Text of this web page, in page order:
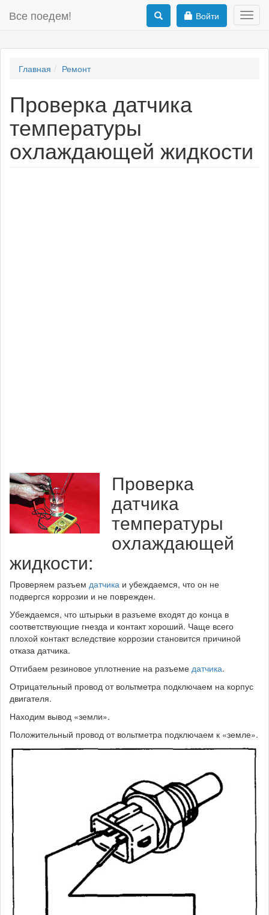
Все поедем! Войти
Главная Ремонт
Проверка датчика
температуры
охлаждающей жидкости
Проверка
датчика
температуры
охлаждающей
жидкости:
Проверяем разъем датчика и убеждаемся, что он не
подвергся коррозии и не поврежден.
Убеждаемся, что штырьки в разъеме входят до конца в
соответствующие гнезда и контакт хороший. Чаще всего
плохой контакт вследствие коррозии становится причиной
отказа датчика.
Отгибаем резиновое уплотнение на разъеме датчика.
Отрицательный провод от вольтметра подключаем на корпус
двигателя.
Находим вывод «земли».
Положительный провод от вольтметра подключаем к «земле».